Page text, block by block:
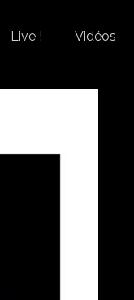
Live ! Vidéos